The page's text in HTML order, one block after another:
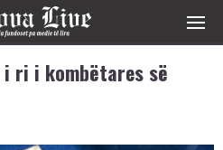
ri i kombëtares së